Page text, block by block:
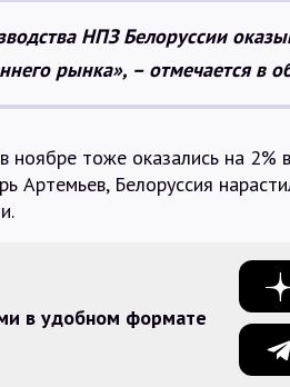
НПЗ Белоруссии
рынка», – отмечается в
ноябре тоже оказались на 2%
Артемьев, Белоруссия
в удобном формате